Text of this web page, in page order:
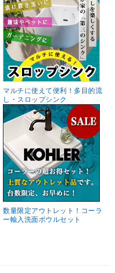
マルチに使えて便利！多目的流
し・スロップシンク
数量限定アウトレット！コーラ
ー輸入洗面ボウルセット